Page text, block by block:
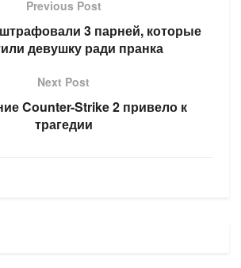
Previous Post
3 парней, которые
девушку ради пранка
Next Post
Counter-Strike 2 привело к
трагедии